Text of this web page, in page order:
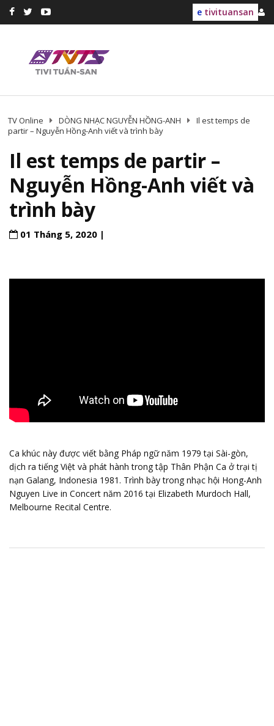
e tivituansan
TV Online DÒNG NHẠC NGUYỄN HỒNG-ANH
Il est temps de
partir – Nguyễn Hồng-Anh viết và trình bày
Il est temps de partir –
Nguyễn Hồng-Anh viết và
trình bày
01 Tháng 5, 2020 |
Ca khúc này được viết bằng Pháp ngữ năm 1979 tại Sài-gòn,
dịch ra tiếng Việt và phát hành trong tập Thân Phận Ca ở trại tị
nạn Galang, Indonesia 1981. Trình bày trong nhạc hội Hong-Anh
Nguyen Live in Concert năm 2016 tại Elizabeth Murdoch Hall,
Melbourne Recital Centre.